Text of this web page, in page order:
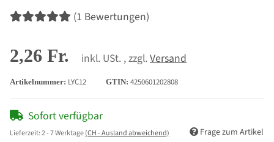
(1 Bewertungen)
2,26 Fr. inkl. USt. , zzgl. Versand
Artikelnummer: LYC12 GTIN: 4250601202808
Sofort verfügbar
Lieferzeit:2 - 7 Werktage(CH - Ausland abweichend) Frage zum Artikel